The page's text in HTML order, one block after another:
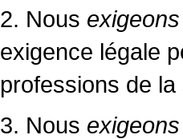
2. Nous exigeons
exigence légale
professions de
3. Nous exigeons